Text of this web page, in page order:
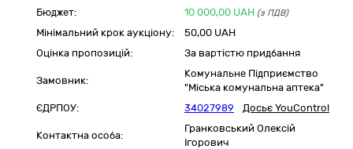
Бюджет: 10 000,00 UAH (з ПДВ)
Мінімальний крок аукціону:
50,00 UAH
Оцінка пропозицій:
За вартістю придбання
Замовник:
Комунальне Підприємство
"Міська комунальна аптека"
ЄДРПОУ:
34027989 Досьє YouControl
Контактна особа:
Гранковський Олексій
Ігорович